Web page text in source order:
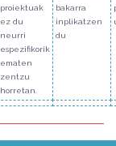
proiektuak
ez du
neurri
espezifikorik
ematen
zentzu
horretan.
bakarra
inplikatzen
du